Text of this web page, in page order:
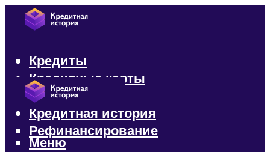
Кредиты
Кредитные карты
Микрозаймы
Кредитная история
Рефинансирование
Меню